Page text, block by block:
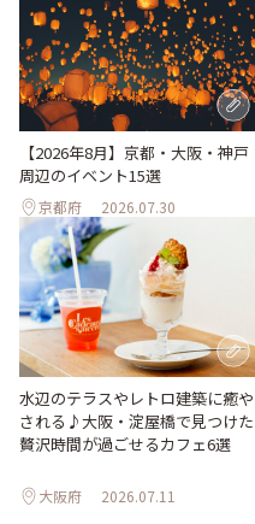
【2026年8月】京都・大阪・神戸
周辺のイベント15選
京都府 2026.07.30
水辺のテラスやレトロ建築に癒や
される♪大阪・淀屋橋で見つけた
贅沢時間が過ごせるカフェ6選
大阪府 2026.07.11